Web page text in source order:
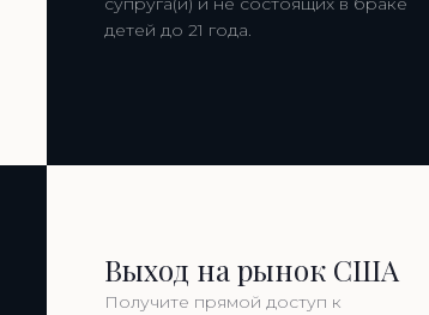
детей до 21 года.
Выход на рынок США
Получите прямой доступ к